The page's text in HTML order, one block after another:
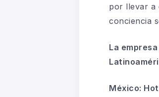
por llevar a
conciencia
La
México: